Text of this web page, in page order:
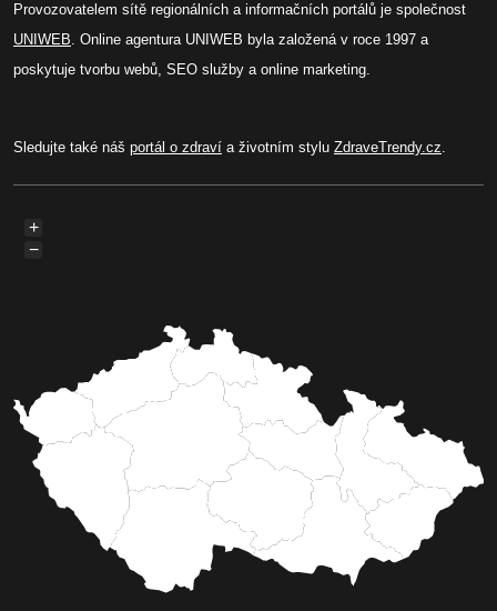
Provozovatelem sítě regionálních a informačních portálů je společnost
UNIWEB. Online agentura UNIWEB byla založená v roce 1997 a
poskytuje tvorbu webů, SEO služby a online marketing.
Sledujte také náš portál o zdraví a životním stylu ZdraveTrendy.cz.
+
−